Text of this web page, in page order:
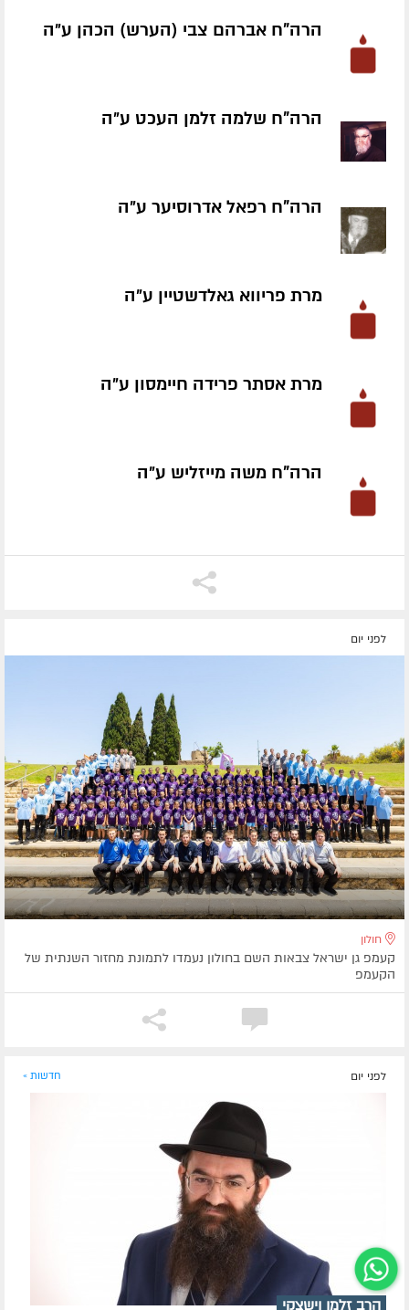
הרה"ח אברהם צבי (הערש) הכהן ע״ה
הרה"ח שלמה זלמן העכט ע״ה
הרה"ח רפאל אדרוסיער ע״ה
מרת פריווא גאלדשטיין ע״ה
מרת אסתר פרידה חיימסון ע״ה
הרה"ח משה מייזליש ע״ה
לפני יום
חולון
קעמפ גן ישראל צבאות השם בחולון נעמדו לתמונת מחזור השנתית של
הקעמפ
לפני יום חדשות »
הרב זלמן וישצקי